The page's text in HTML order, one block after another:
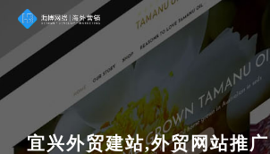
宜兴外贸建站,外贸网站推广